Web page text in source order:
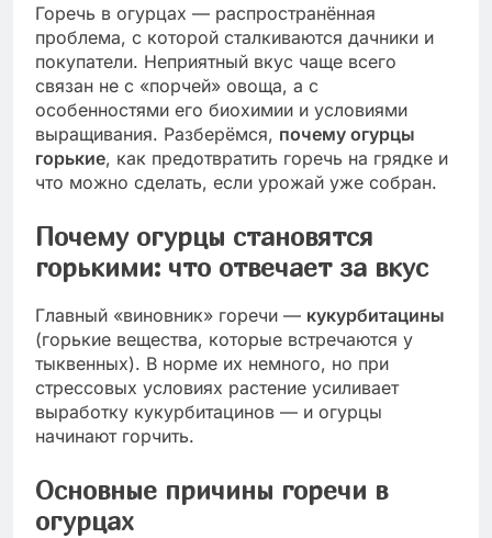
Горечь в огурцах — распространённая
проблема, с которой сталкиваются дачники и
покупатели. Неприятный вкус чаще всего
связан не с «порчей» овоща, а с
особенностями его биохимии и условиями
выращивания. Разберёмся, почему огурцы
горькие, как предотвратить горечь на грядке и
что можно сделать, если урожай уже собран.
Почему огурцы становятся
горькими: что отвечает за вкус
Главный «виновник» горечи — кукурбитацины
(горькие вещества, которые встречаются у
тыквенных). В норме их немного, но при
стрессовых условиях растение усиливает
выработку кукурбитацинов — и огурцы
начинают горчить.
Основные причины горечи в
огурцах